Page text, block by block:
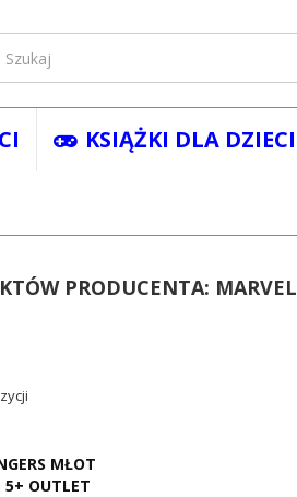
KSIĄŻKI DLA DZIECI
PRODUCENTA: MARVEL
MŁOT
5+ OUTLET